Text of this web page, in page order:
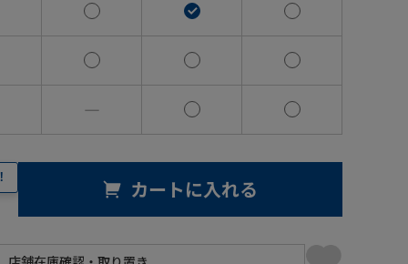
―
カートに入れる